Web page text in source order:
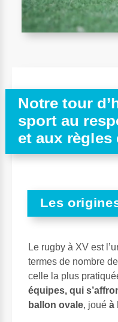
Notre tour
sport au
et aux règles
Les
Le rugby à XV est
termes de nombre
celle la plus
équipes, qui
ballon ovale, joué à